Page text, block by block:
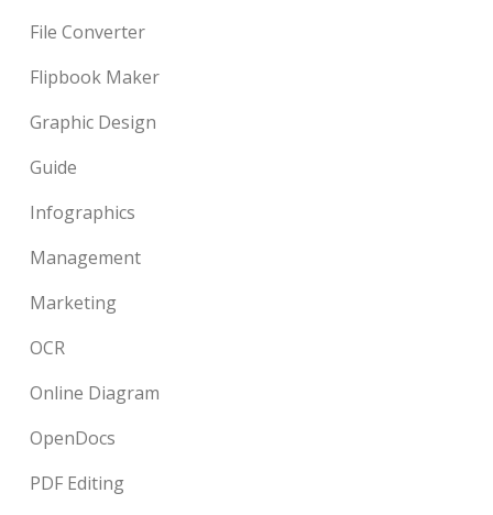
File Converter
Flipbook Maker
Graphic Design
Guide
Infographics
Management
Marketing
OCR
Online Diagram
OpenDocs
PDF Editing